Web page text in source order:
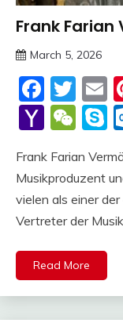
Trends
Frank Farian
March 5, 2026
Yahoo
Frank Farian
Musikproduzent
vielen als einer
Vertreter der
Read More